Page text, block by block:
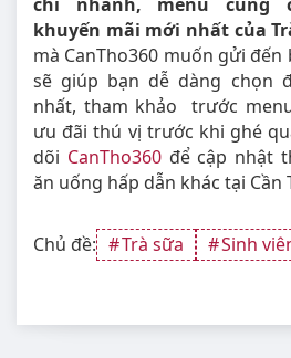
khuyến mãi mới nhất của
mà CanTho360 muốn gửi đến
sẽ giúp bạn dễ dàng chọn
nhất, tham khảo trước
ưu đãi thú vị trước khi ghé
dõi CanTho360để cập nhật
ăn uống hấp dẫn khác tại Cần
Chủ đề: Trà sữa Sinh